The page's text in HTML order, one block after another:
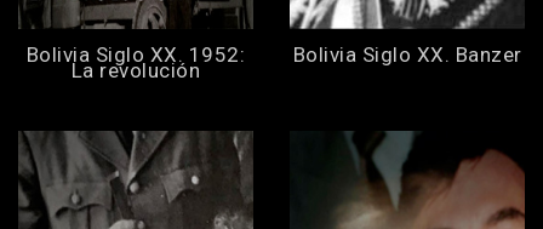
Bolivia Siglo XX. 1952:
La revolución
Bolivia Siglo XX. Banzer